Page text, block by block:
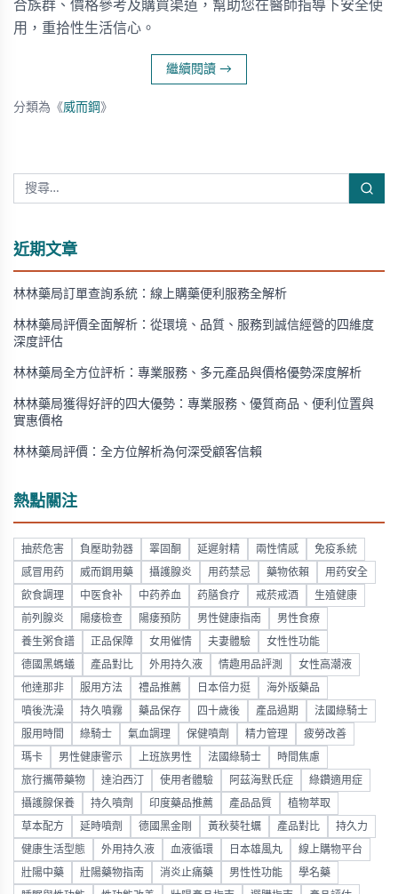
合族群、價格參考及購買渠道，幫助您在醫師指導下安全使
用，重拾性生活信心。
繼續閱讀 →
分類為《威而鋼 》
近期文章
林林藥局訂單查詢系統：線上購藥便利服務全解析
林林藥局評價全面解析：從環境、品質、服務到誠信經營的四維度
深度評估
林林藥局全方位評析：專業服務、多元產品與價格優勢深度解析
林林藥局獲得好評的四大優勢：專業服務、優質商品、便利位置與
實惠價格
林林藥局評價：全方位解析為何深受顧客信賴
熱點關注
抽菸危害 負壓助勃器 睪固酮 延遲射精 兩性情感 免疫系統
感冒用药 威而鋼用藥 攝護腺炎 用药禁忌 藥物依賴 用药安全
飲食調理 中医食补 中药养血 药膳食疗 戒菸戒酒 生殖健康
前列腺炎 陽痿檢查 陽痿預防 男性健康指南 男性食療
養生粥食譜 正品保障 女用催情 夫妻體驗 女性性功能
德國黑螞蟻 產品對比 外用持久液 情趣用品評測 女性高潮液
他達那非 服用方法 禮品推薦 日本倍力挺 海外版藥品
噴後洗澡 持久噴霧 藥品保存 四十歲後 產品過期 法國綠騎士
服用時間 綠騎士 氣血調理 保健噴劑 精力管理 疲勞改善
瑪卡 男性健康警示 上班族男性 法國綠騎士 時間焦慮
旅行攜帶藥物 達泊西汀 使用者體驗 阿茲海默氏症 綠鑽適用症
攝護腺保養 持久噴劑 印度藥品推薦 產品品質 植物萃取
草本配方 延時噴劑 德國黑金剛 黃秋葵牡蠣 產品對比 持久力
健康生活型態 外用持久液 血液循環 日本雄風丸 線上購物平台
壯陽中藥 壯陽藥物指南 消炎止痛藥 男性性功能 學名藥